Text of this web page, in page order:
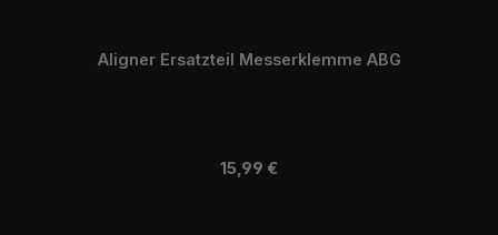
Aligner Ersatzteil Messerklemme ABG
Regulärer Preis:
15,99 €